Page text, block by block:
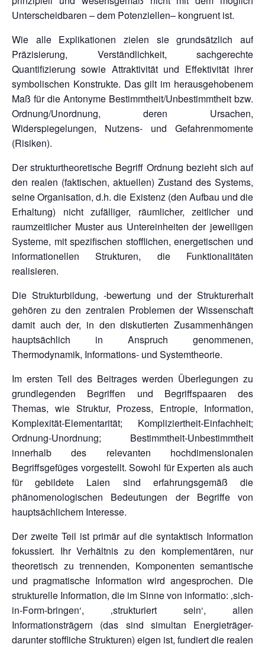
Unterscheidbaren – dem Potenziellen– kongruent ist.
Wie alle Explikationen zielen sie grundsätzlich auf
Präzisierung, Verständlichkeit, sachgerechte
Quantifizierung sowie Attraktivität und Effektivität ihrer
symbolischen Konstrukte. Das gilt im herausgehobenem
Maß für die Antonyme Bestimmtheit/Unbestimmtheit bzw.
Ordnung/Unordnung, deren Ursachen,
Widerspiegelungen, Nutzens- und Gefahrenmomente
(Risiken).
Der strukturtheoretische Begriff Ordnung bezieht sich auf
den realen (faktischen, aktuellen) Zustand des Systems,
seine Organisation, d.h. die Existenz (den Aufbau und die
Erhaltung) nicht zufälliger, räumlicher, zeitlicher und
raumzeitlicher Muster aus Untereinheiten der jeweiligen
Systeme, mit spezifischen stofflichen, energetischen und
informationellen Strukturen, die Funktionalitäten
realisieren.
Die Strukturbildung, -bewertung und der Strukturerhalt
gehören zu den zentralen Problemen der Wissenschaft
damit auch der, in den diskutierten Zusammenhängen
hauptsächlich in Anspruch genommenen,
Thermodynamik, Informations- und Systemtheorie.
Im ersten Teil des Beitrages werden Überlegungen zu
grundlegenden Begriffen und Begriffspaaren des
Themas, wie Struktur, Prozess, Entropie, Information,
Komplexität-Elementarität; Kompliziertheit-Einfachheit;
Ordnung-Unordnung; Bestimmtheit-Unbestimmtheit
innerhalb des relevanten hochdimensionalen
Begriffsgefüges vorgestellt. Sowohl für Experten als auch
für gebildete Laien sind erfahrungsgemäß die
phänomenologischen Bedeutungen der Begriffe von
hauptsächlichem Interesse.
Der zweite Teil ist primär auf die syntaktisch Information
fokussiert. Ihr Verhältnis zu den komplementären, nur
theoretisch zu trennenden, Komponenten semantische
und pragmatische Information wird angesprochen. Die
strukturelle Information, die im Sinne von informatio: ‚sich-
in-Form-bringen‘, ‚strukturiert sein‘, allen
Informationsträgern (das sind simultan Energieträger-
darunter stoffliche Strukturen) eigen ist, fundiert die realen